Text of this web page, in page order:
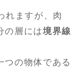
れますが、肉
の層には境界線
つの物体である